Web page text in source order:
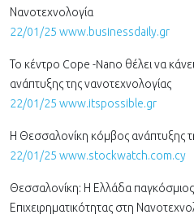
Νανοτεχνολογία
22/01/25 www.businessdaily.gr
Το κέντρο Cope -Nano θέλει να
ανάπτυξης της νανοτεχνολογίας
22/01/25 www.itspossible.gr
Η Θεσσαλονίκη κόμβος ανάπτυξης
22/01/25 www.stockwatch.com.cy
Θεσσαλονίκη: Η Ελλάδα παγκόσμιος
Επιχειρηματικότητας στη